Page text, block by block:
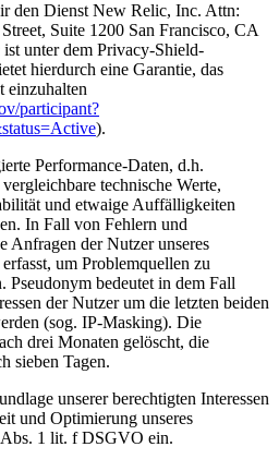
den Dienst New Relic, Inc. Attn:
Suite 1200 San Francisco, CA
unter dem Privacy-Shield-
hierdurch eine Garantie, das
einzuhalten
participant?
).
Performance-Daten, d.h.
technische Werte,
und etwaige Auffälligkeiten
In Fall von Fehlern und
Anfragen der Nutzer unseres
um Problemquellen zu
Pseudonym bedeutet in dem Fall
der Nutzer um die letzten beiden
(sog. IP-Masking). Die
drei Monaten gelöscht, die
sieben Tagen.
unserer berechtigten Interessen
und Optimierung unseres
1 lit. f DSGVO ein.